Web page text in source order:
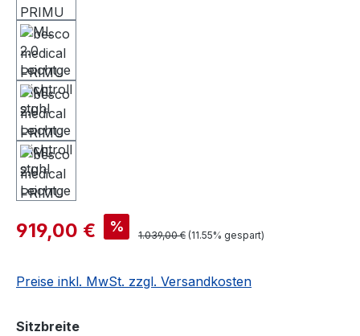
919,00 € %
1.039,00 € (11.55% gespart)
Preise inkl. MwSt. zzgl. Versandkosten
Sitzbreiteauswählen